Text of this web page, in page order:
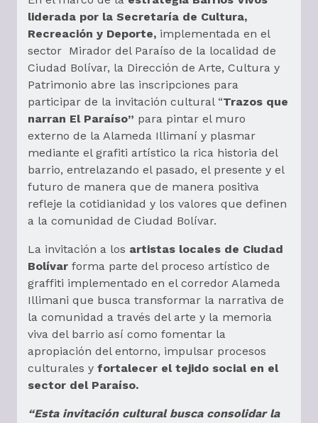
liderada por la Secretaría de Cultura,
Recreación y Deporte, implementada en el
sector Mirador del Paraíso de la localidad de
Ciudad Bolívar, la Dirección de Arte, Cultura y
Patrimonio abre las inscripciones para
participar de la invitación cultural “Trazos que
narran El Paraíso” para pintar el muro
externo de la Alameda Illimaní y plasmar
mediante el grafiti artístico la rica historia del
barrio, entrelazando el pasado, el presente y el
futuro de manera que de manera positiva
refleje la cotidianidad y los valores que definen
a la comunidad de Ciudad Bolívar.
La invitación a los artistas locales de Ciudad
Bolívar forma parte del proceso artístico de
graffiti implementado en el corredor Alameda
Illimani que busca transformar la narrativa de
la comunidad a través del arte y la memoria
viva del barrio así como fomentar la
apropiación del entorno, impulsar procesos
culturales y fortalecer el tejido social en el
sector del Paraíso.
“Esta invitación cultural busca consolidar la